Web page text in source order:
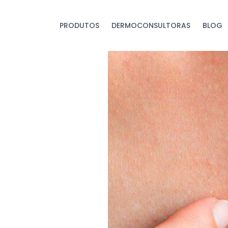
PRODUTOS DERMOCONSULTORAS BLOG